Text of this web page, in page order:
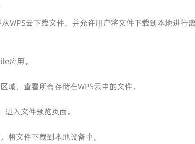
WPS云下载文件，并允许用户将文件下载到本地进行
应用。
，查看所有存储在WPS云中的文件。
入文件预览页面。
文件下载到本地设备中。